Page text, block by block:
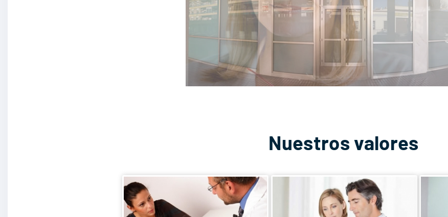
Nuestros valores